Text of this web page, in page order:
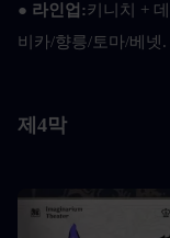
● 라인업:키니치 +
비카/향릉/토마/베넷.
제4막